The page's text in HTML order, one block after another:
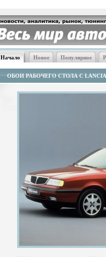
Начало Новое Популярное
ОБОИ РАБОЧЕГО СТОЛА С LANCIA